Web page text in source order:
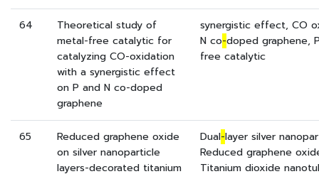
64
Theoretical study of
metal-free catalytic for
catalyzing CO-oxidation
with a synergistic effect
on P and N co-doped
graphene
synergistic effect, CO
N co-doped graphene,
free catalytic
65
Reduced graphene oxide
on silver nanoparticle
layers-decorated titanium
Dual-layer silver
Reduced graphene
Titanium dioxide